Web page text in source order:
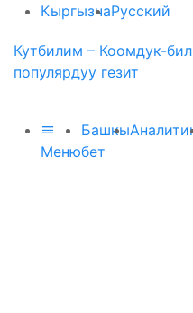
КыргызчаРусский
Кутбилим – Коомдук-
популярдуу гезит
Меню
Башкы
бет